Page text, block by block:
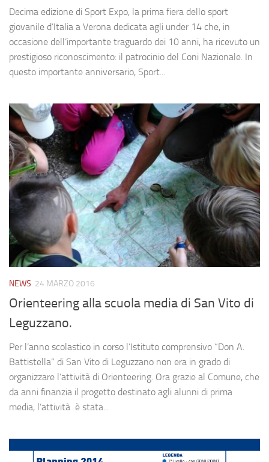
Decima edizione di Sport Expo, la prima fiera dello sport
giovanile d’Italia a Verona dedicata agli under 14 che, in
occasione dell’importante traguardo dei 10 anni, ha ricevuto un
prestigioso riconoscimento: il patrocinio del Coni Nazionale. In
questo importante anniversario, Sport...
NEWS 24 MARZO 2016
Orienteering alla scuola media di San Vito di
Leguzzano.
Per l’anno scolastico in corso l’Istituto comprensivo “Don A.
Battistella” di San Vito di Leguzzano non era in grado di
organizzare l’attività di Orienteering. Ora grazie al Comune, che
da anni finanzia il progetto destinato agli alunni di prima
media, l’attività è stata...